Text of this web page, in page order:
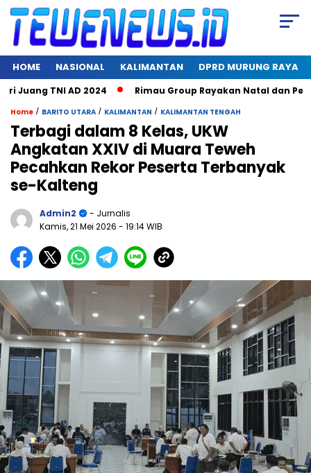
HOME NASIONAL KALIMANTAN DPRD MURUNG RAYA
TNI AD 2024 Rimau Group Rayakan Natal dan
Home / BARITO UTARA / KALIMANTAN / KALIMANTAN TENGAH
Terbagi dalam 8 Kelas, UKW
Angkatan XXIV di Muara Teweh
Pecahkan Rekor Peserta Terbanyak
se-Kalteng
Admin2
- Jurnalis
Kamis, 21 Mei 2026 - 19:14 WIB